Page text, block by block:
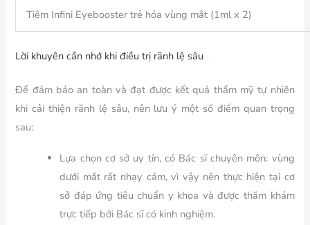
Tiêm Infini Eyebooster trẻ hóa vùng mắt (1ml x 2)
Lời khuyên cần nhớ khi điều trị rãnh lệ sâu
Để đảm bảo an toàn và đạt được kết quả thẩm mỹ tự nhiên
khi cải thiện rãnh lệ sâu, nên lưu ý một số điểm quan trọng
sau:
Lựa chọn cơ sở uy tín, có Bác sĩ chuyên môn: vùng
dưới mắt rất nhạy cảm, vì vậy nên thực hiện tại cơ
sở đáp ứng tiêu chuẩn y khoa và được thăm khám
trực tiếp bởi Bác sĩ có kinh nghiệm.